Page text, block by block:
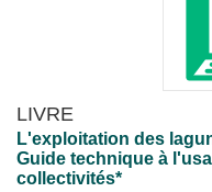
LIVRE
L'exploitation des
Guide technique à
collectivités*